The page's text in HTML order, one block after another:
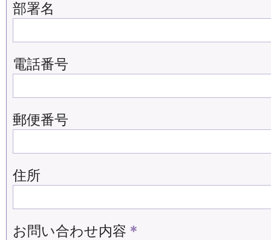
部署名
電話番号
郵便番号
住所
お問い合わせ内容 ＊